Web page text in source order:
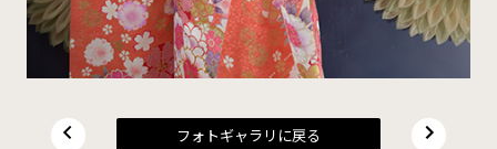
フォトギャラリに戻る